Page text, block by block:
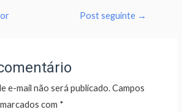
Post seguinte →
e-mail não será publicado.Campos
com *